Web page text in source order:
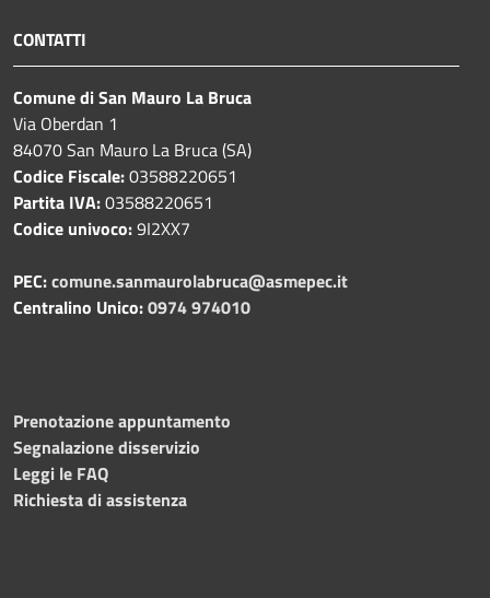
CONTATTI
Comune di San Mauro La Bruca
Via Oberdan 1
84070 San Mauro La Bruca (SA)
Codice Fiscale:03588220651
Partita IVA:03588220651
Codice univoco:9I2XX7
PEC:comune.sanmaurolabruca@asmepec.it
Centralino Unico:0974 974010
Prenotazione appuntamento
Segnalazione disservizio
Leggi le FAQ
Richiesta di assistenza